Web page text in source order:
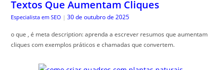
Textos Que Aumentam Cliques
Especialista em SEO | 30 de outubro de 2025
o que , é meta description: aprenda a escrever resumos que aumentam
cliques com exemplos práticos e chamadas que convertem.